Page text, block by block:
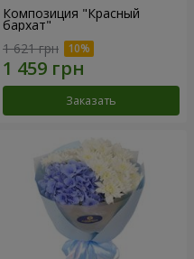
Композиция "Красный
бархат"
1 621 грн
Заказать